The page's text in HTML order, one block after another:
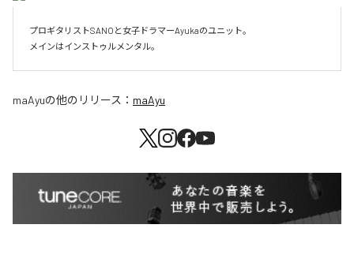
プロギタリストSANOと女子ドラマーAyukaのユニット。
メインはインストゥルメンタル。
maAyuの他のリリース： maAyu